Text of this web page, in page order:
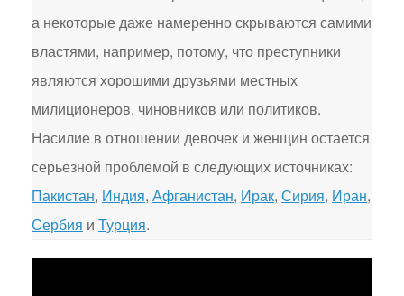
а некоторые даже намеренно скрываются самими
властями, например, потому, что преступники
являются хорошими друзьями местных
милиционеров, чиновников или политиков.
Насилие в отношении девочек и женщин остается
серьезной проблемой в следующих источниках:
Пакистан, Индия, Афганистан, Ирак, Сирия, Иран,
Сербия и Турция.